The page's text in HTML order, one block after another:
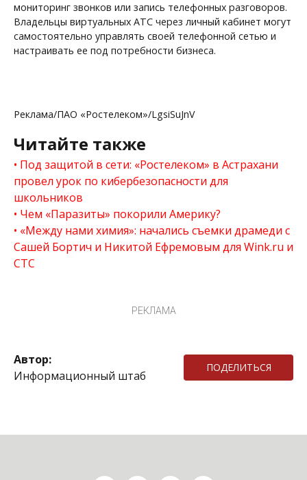
мониторинг звонков или запись телефонных разговоров.
Владельцы виртуальных АТС через личный кабинет могут
самостоятельно управлять своей телефонной сетью и
настраивать ее под потребности бизнеса.
Реклама/ПАО «Ростелеком»/LgsiSuJnV
Читайте также
Под защитой в сети: «Ростелеком» в Астрахани
провел урок по кибербезопасности для
школьников
Чем «Паразиты» покорили Америку?
«Между нами химия»: начались съемки драмеди с
Сашей Бортич и Никитой Ефремовым для Wink.ru и
СТС
РЕКЛАМА
Автор:
Информационный штаб
ПОДЕЛИТЬСЯ